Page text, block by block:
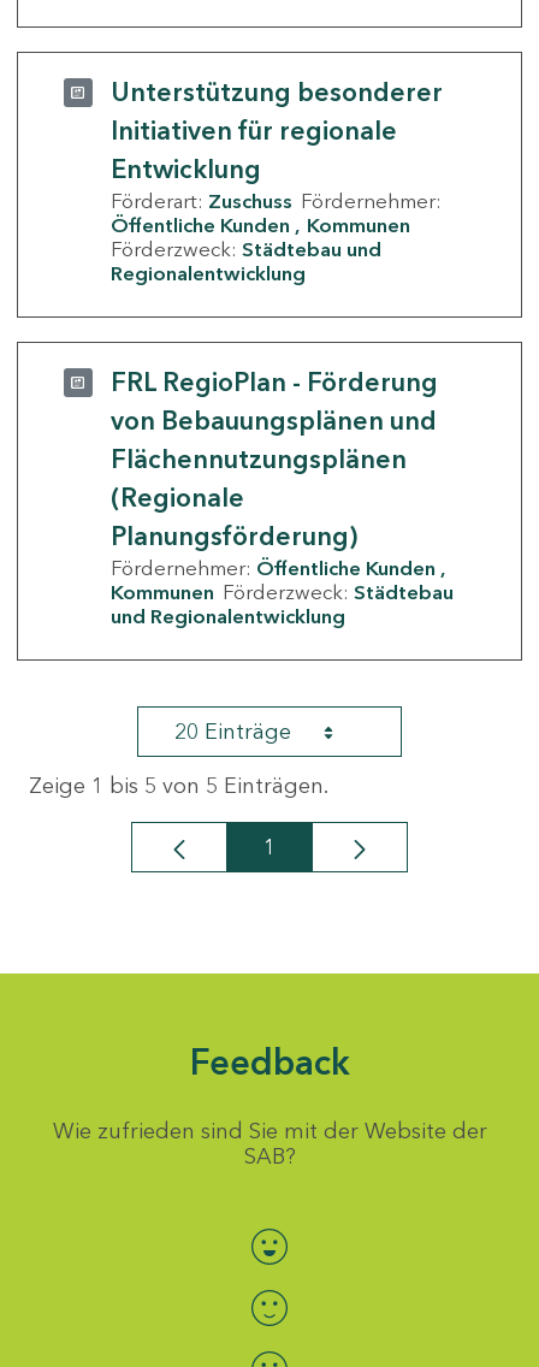
Unterstützung besonderer
Initiativen für regionale
Entwicklung
Förderart: Zuschuss Fördernehmer:
Öffentliche Kunden
Kommunen
Förderzweck: Städtebau und
Regionalentwicklung
FRL RegioPlan - Förderung
von Bebauungsplänen und
Flächennutzungsplänen
(Regionale
Planungsförderung)
Fördernehmer: Öffentliche Kunden
Kommunen Förderzweck: Städtebau
und Regionalentwicklung
20 Einträge
Zeige 1 bis 5 von 5 Einträgen.
Seite
1
Feedback
Wie zufrieden sind Sie mit der Website der
SAB?
Bewertung auswählen